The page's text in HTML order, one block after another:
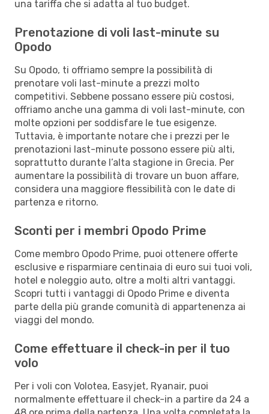
una tariffa che si adatta al tuo budget.
Prenotazione di voli last-minute su
Opodo
Su Opodo, ti offriamo sempre la possibilità di
prenotare voli last-minute a prezzi molto
competitivi. Sebbene possano essere più costosi,
offriamo anche una gamma di voli last-minute, con
molte opzioni per soddisfare le tue esigenze.
Tuttavia, è importante notare che i prezzi per le
prenotazioni last-minute possono essere più alti,
soprattutto durante l’alta stagione in Grecia. Per
aumentare la possibilità di trovare un buon affare,
considera una maggiore flessibilità con le date di
partenza e ritorno.
Sconti per i membri Opodo Prime
Come membro Opodo Prime, puoi ottenere offerte
esclusive e risparmiare centinaia di euro sui tuoi voli,
hotel e noleggio auto, oltre a molti altri vantaggi.
Scopri tutti i vantaggi di Opodo Prime e diventa
parte della più grande comunità di appartenenza ai
viaggi del mondo.
Come effettuare il check-in per il tuo
volo
Per i voli con Volotea, Easyjet, Ryanair, puoi
normalmente effettuare il check-in a partire da 24 a